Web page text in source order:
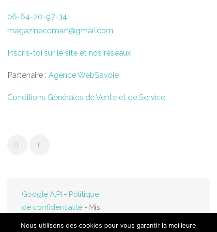
06-64-20-97-34
magazinecomart@gmail.com
Inscris-toi sur le site et nos réseaux
Partenaire : Agence WebSavoie
Conditions Générales de Vente et de Service
Google A.PI - Politique
de confidentialité - Mis
Nous utilisons des cookies pour vous garantir la meilleure